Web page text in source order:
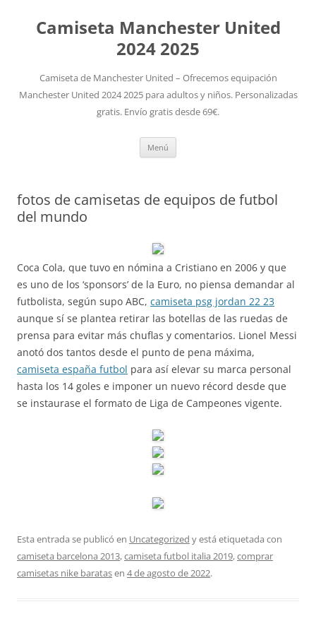
Camiseta Manchester United
2024 2025
Camiseta de Manchester United – Ofrecemos equipación
Manchester United 2024 2025 para adultos y niños. Personalizadas
gratis. Envío gratis desde 69€.
Menú
fotos de camisetas de equipos de futbol
del mundo
Coca Cola, que tuvo en nómina a Cristiano en 2006 y que
es uno de los ‘sponsors’ de la Euro, no piensa demandar al
futbolista, según supo ABC, camiseta psg jordan 22 23
aunque sí se plantea retirar las botellas de las ruedas de
prensa para evitar más chuflas y comentarios. Lionel Messi
anotó dos tantos desde el punto de pena máxima,
camiseta españa futbol para así elevar su marca personal
hasta los 14 goles e imponer un nuevo récord desde que
se instaurase el formato de Liga de Campeones vigente.
Esta entrada se publicó en Uncategorized y está etiquetada con
camiseta barcelona 2013,camiseta futbol italia 2019,comprar
camisetas nike baratasen 4 de agosto de 2022.